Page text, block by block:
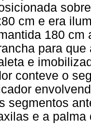
cm e era
180
para
e
conteve o
segmentos
e a